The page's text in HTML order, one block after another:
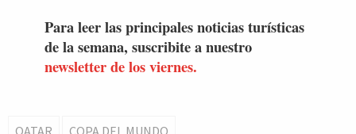
Para leer las principales noticias turísticas
de la semana, suscribite a nuestro
newsletter de los viernes.